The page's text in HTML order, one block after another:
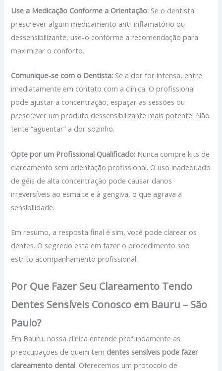
Use a Medicação Conforme a Orientação: Se o dentista
prescrever algum medicamento anti-inflamatório ou
dessensibilizante, use-o conforme a recomendação para
maximizar o conforto.
Comunique-se com o Dentista: Se a dor for intensa, entre
imediatamente em contato com a clínica. O profissional
pode ajustar a concentração, espaçar as sessões ou
prescrever um produto dessensibilizante mais potente. Não
tente “aguentar” a dor sozinho.
Opte por um Profissional Qualificado: Nunca compre kits de
clareamento sem orientação profissional. O uso inadequado
de géis de alta concentração pode causar danos
irreversíveis ao esmalte e à gengiva, o que agrava a
sensibilidade.
Em resumo, a resposta final é sim, você pode clarear os
dentes. O segredo está em fazer o procedimento sob
estrito acompanhamento profissional.
Por Que Fazer Seu Clareamento Tendo
Dentes Sensíveis Conosco em Bauru – São
Paulo?
Em Bauru, nossa clínica entende profundamente as
preocupações de quem tem dentes sensíveis pode fazer
clareamento dental. Oferecemos um protocolo de